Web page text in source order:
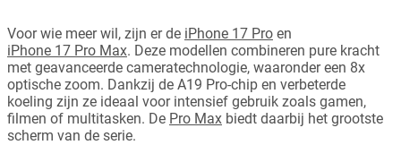
Voor wie meer wil, zijn er de iPhone 17 Pro en
iPhone 17 Pro Max. Deze modellen combineren pure kracht
met geavanceerde cameratechnologie, waaronder een 8x
optische zoom. Dankzij de A19 Pro-chip en verbeterde
koeling zijn ze ideaal voor intensief gebruik zoals gamen,
filmen of multitasken. De Pro Max biedt daarbij het grootste
scherm van de serie.